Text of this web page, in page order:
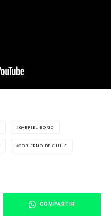
GABRIEL BORIC
GOBIERNO DE CHILE
COMPARTIR